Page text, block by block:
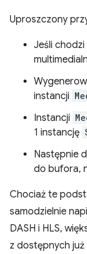
Uproszczony
Jeśli chodzi
instancji
Instancji
1 instancję
Następnie
do bufora,
Chociaż te
samodzielnie
DASH i HLS,
z dostępnych